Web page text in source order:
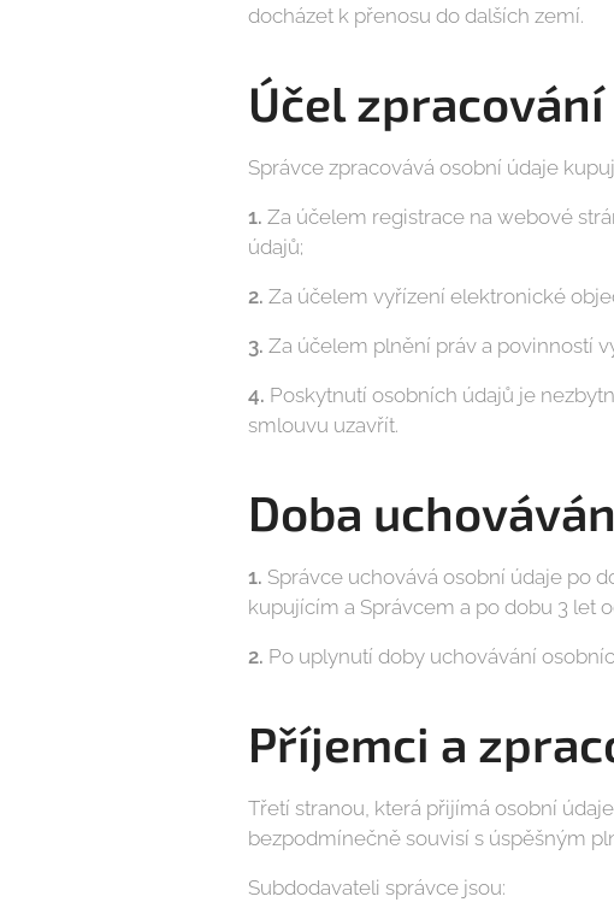
docházet k přenosu do dalších zemí.
Účel
Správce zpracovává osobní údaje
1. Za účelem registrace na webové
údajů;
2. Za účelem vyřízení elektronické
3. Za účelem plnění práv a povinností
4. Poskytnutí osobních údajů je
smlouvu uzavřít.
Doba
1. Správce uchovává osobní údaje po
kupujícím a Správcem a po dobu 3 let
2. Po uplynutí doby uchovávání
Příjemci a
Třetí stranou, která přijímá osobní
bezpodmínečně souvisí s úspěšným
Subdodavateli správce jsou: